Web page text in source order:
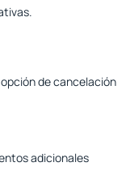
de cancelación
adicionales